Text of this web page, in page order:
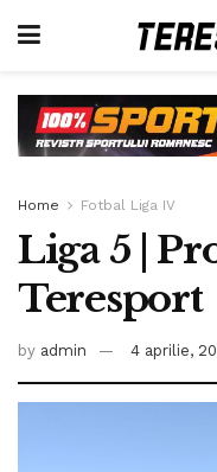
Home Fotbal Liga IV
Liga 5 |
Teresport
by admin 4 aprilie,